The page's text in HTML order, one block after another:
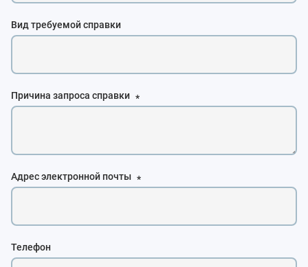
Вид требуемой справки
Причина запроса справки *
Адрес электронной почты *
Телефон